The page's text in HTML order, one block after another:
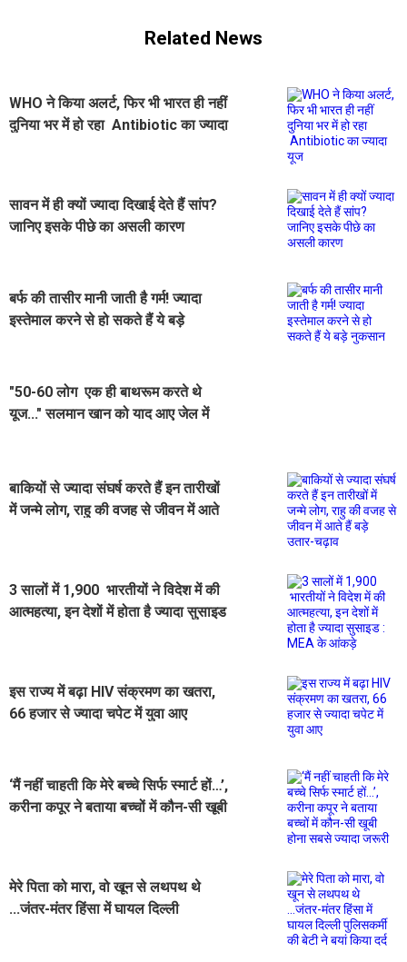
Related News
WHO ने किया अलर्ट, फिर भी भारत ही नहीं
दुनिया भर में हो रहा Antibiotic का ज्यादा
सावन में ही क्यों ज्यादा दिखाई देते हैं सांप?
जानिए इसके पीछे का असली कारण
बर्फ की तासीर मानी जाती है गर्म! ज्यादा
इस्तेमाल करने से हो सकते हैं ये बड़े
"50-60 लोग एक ही बाथरूम करते थे
यूज..." सलमान खान को याद आए जेल में
बाकियों से ज्यादा संघर्ष करते हैं इन तारीखों
में जन्मे लोग, राहु की वजह से जीवन में आते
3 सालों में 1,900 भारतीयों ने विदेश में की
आत्महत्या, इन देशों में होता है ज्यादा सुसाइड
इस राज्य में बढ़ा HIV संक्रमण का खतरा,
66 हजार से ज्यादा चपेट में युवा आए
‘मैं नहीं चाहती कि मेरे बच्चे सिर्फ स्मार्ट हों…’,
करीना कपूर ने बताया बच्चों में कौन-सी खूबी
मेरे पिता को मारा, वो खून से लथपथ थे
...जंतर-मंतर हिंसा में घायल दिल्ली